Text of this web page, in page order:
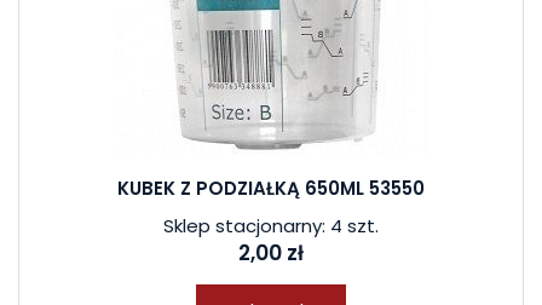
KUBEK Z PODZIAŁKĄ 650ML 53550
Sklep stacjonarny: 4 szt.
2,00 zł